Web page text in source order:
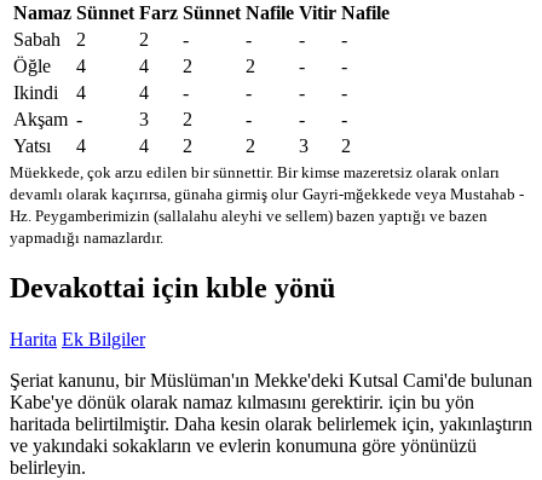
Namaz Sünnet Farz Sünnet Nafile Vitir Nafile
Sabah
2 2 - - -
-
Öğle
4 4 2 2 -
-
Ikindi
4 4 - - -
-
Akşam - 3 2 - -
-
Yatsı
4 4 2 2 3 2
Müekkede, çok arzu edilen bir sünnettir. Bir kimse mazeretsiz olarak onları
devamlı olarak kaçırırsa, günaha girmiş olur Gayri-mğekkede veya Mustahab -
Hz. Peygamberimizin (sallalahu aleyhi ve sellem) bazen yaptığı ve bazen
yapmadığı namazlardır.
Devakottai için kıble yönü
Harita Ek Bilgiler
Şeriat kanunu, bir Müslüman'ın Mekke'deki Kutsal Cami'de bulunan
Kabe'ye dönük olarak namaz kılmasını gerektirir. için bu yön
haritada belirtilmiştir. Daha kesin olarak belirlemek için, yakınlaştırın
ve yakındaki sokakların ve evlerin konumuna göre yönünüzü
belirleyin.